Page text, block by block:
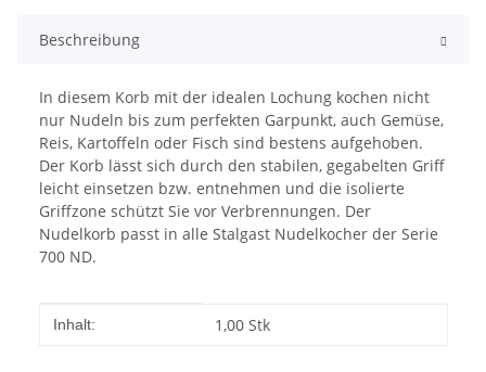
Beschreibung
In diesem Korb mit der idealen Lochung kochen nicht
nur Nudeln bis zum perfekten Garpunkt, auch Gemüse,
Reis, Kartoffeln oder Fisch sind bestens aufgehoben.
Der Korb lässt sich durch den stabilen, gegabelten Griff
leicht einsetzen bzw. entnehmen und die isolierte
Griffzone schützt Sie vor Verbrennungen. Der
Nudelkorb passt in alle Stalgast Nudelkocher der Serie
700 ND.
Produkteigenschaft
Wert
Inhalt: 1,00 Stk